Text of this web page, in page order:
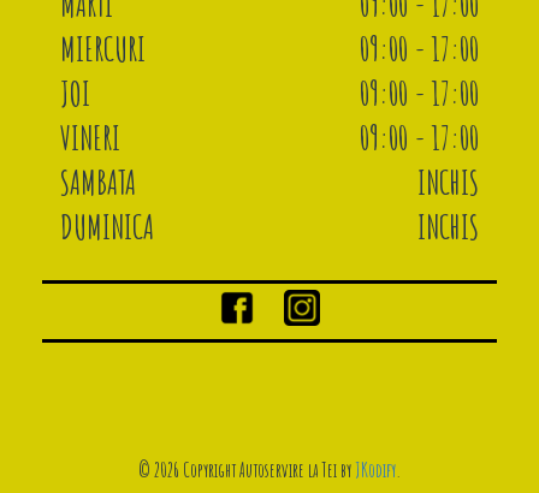
MIERCURI
09:00 - 17:00
JOI
09:00 - 17:00
VINERI
09:00 - 17:00
SAMBATA
INCHIS
DUMINICA
INCHIS
© 2026 Copyright Autoservire la Tei byJKodify.